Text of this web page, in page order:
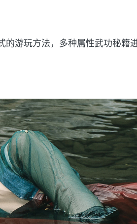
游玩方法，多种属性武功秘籍